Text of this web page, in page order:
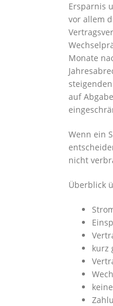
Ersparnis
vor allem
Monate
auf
Wenn ein
nicht
Überblick
kurz